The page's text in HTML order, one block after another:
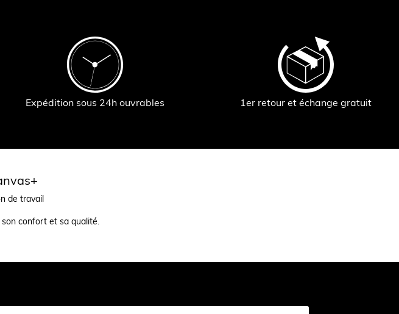
Expédition sous 24h ouvrables 1er retour et échange gratuit
de travail
confort et sa qualité.